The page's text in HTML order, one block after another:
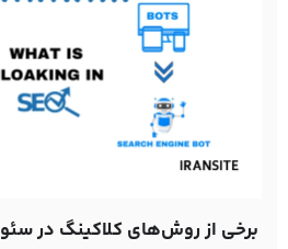
برخی از روش‌های کلاکینگ در سئو